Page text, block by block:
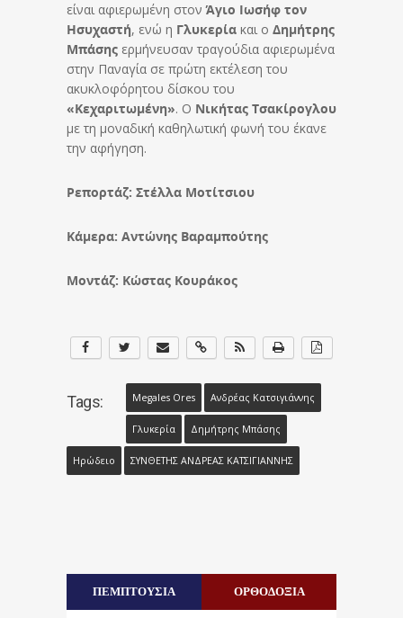
είναι αφιερωμένη στονΆγιο Ιωσήφ τον
Ησυχαστή, ενώ η Γλυκερία και ο Δημήτρης
Μπάσης ερμήνευσαν τραγούδια αφιερωμένα
στην Παναγία σε πρώτη εκτέλεση του
ακυκλοφόρητου δίσκου του
«Κεχαριτωμένη». Ο Νικήτας Τσακίρογλου
με τη μοναδική καθηλωτική φωνή του έκανε
την αφήγηση.
Ρεπορτάζ: Στέλλα Μοτίτσιου
Κάμερα: Αντώνης Βαραμπούτης
Μοντάζ: Κώστας Κουράκος
Tags: Megales Ores Ανδρέας Κατσιγιάννης
Γλυκερία Δημήτρης Μπάσης
Ηρώδειο ΣΥΝΘΕΤΗΣ ΑΝΔΡΕΑΣ ΚΑΤΣΙΓΙΑΝΝΗΣ
ΠΕΜΠΤΟΥΣΙΑ ΟΡΘΟΔΟΞΙΑ